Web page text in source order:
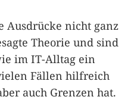
Ausdrücke nicht ganz
Theorie und sind
im IT-Alltag ein
Fällen hilfreich
auch Grenzen hat.